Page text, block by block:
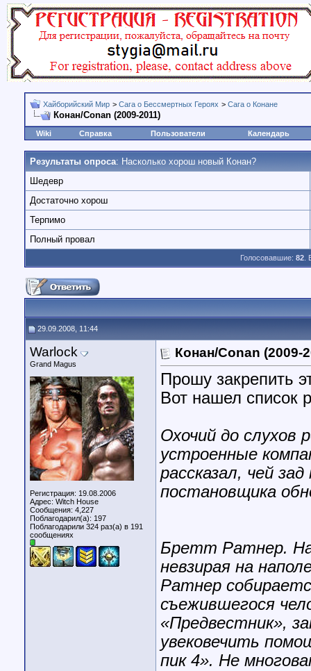
Хайборийский Мир > Сага о Бессмертных Героях > Сага о Конане
Конан/Conan (2009-2011)
Wiki Справка Пользователи Календарь
Результаты опроса: Насколько хорош новый Конан?
Шедевр
Достаточно хорош
Терпимо
Полный провал
Голосовавшие: 82.
29.09.2008, 11:44
Warlock
Grand Magus
Регистрация: 19.08.2006
Адрес: Witch House
Сообщения: 4,227
Поблагодарил(а): 197
Поблагодарили 324 раз(а) в 191
сообщениях
Конан/Conan (2009-
Прошу закрепить
Вот нашел список
Охочий до слухов
устроенные
рассказал, чей
постановщика
Бретт Ратнер.
невзирая на
Ратнер
съежившегося
«Предвестник»,
увековечить
пик 4». Не